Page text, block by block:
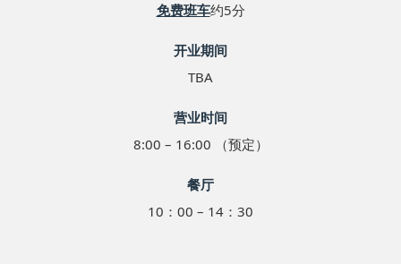
免费班车约5分
开业期间
TBA
营业时间
8:00 – 16:00 （预定）
餐厅
10：00 – 14：30